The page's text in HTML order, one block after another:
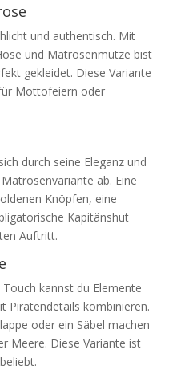
und authentisch. Mit
und Matrosenmütze bist
gekleidet. Diese Variante
Mottofeiern oder
durch seine Eleganz und
ab. Eine
Knöpfen, eine
Kapitänshut
Auftritt.
kannst du Elemente
Piratendetails kombinieren.
oder ein Säbel machen
Meere. Diese Variante ist